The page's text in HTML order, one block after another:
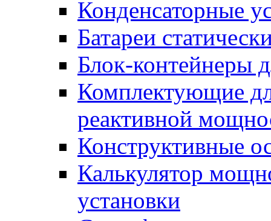
Конденсаторные
Батареи
Блок-контейнеры
Комплектующие
реактивной
Конструктивные
Калькулятор
установки